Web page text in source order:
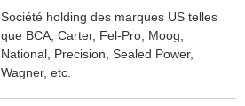
Société holding des marques US telles
que BCA, Carter, Fel-Pro, Moog,
National, Precision, Sealed Power,
Wagner, etc.